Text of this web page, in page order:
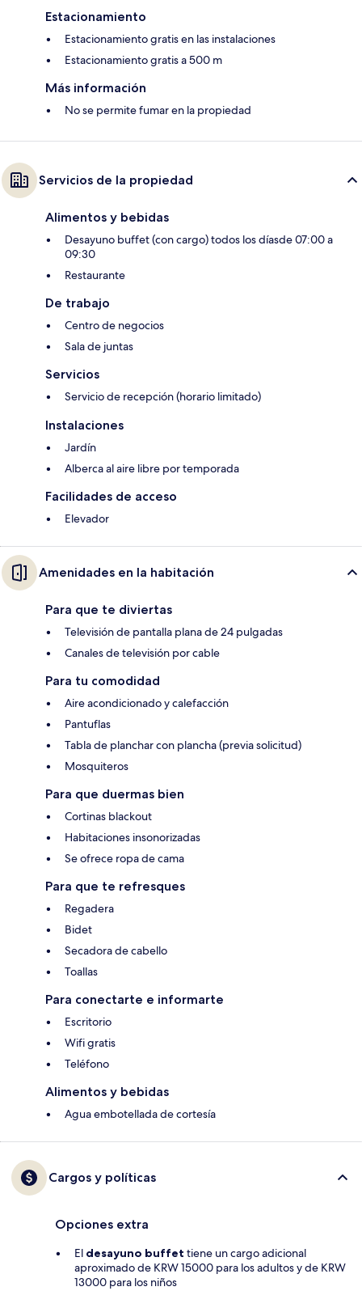
Estacionamiento
Estacionamiento gratis en las instalaciones
Estacionamiento gratis a 500 m
Más información
No se permite fumar en la propiedad
Servicios de la propiedad
Alimentos y bebidas
Desayuno buffet (con cargo) todos los díasde 07:00 a
09:30
Restaurante
De trabajo
Centro de negocios
Sala de juntas
Servicios
Servicio de recepción (horario limitado)
Instalaciones
Jardín
Alberca al aire libre por temporada
Facilidades de acceso
Elevador
Amenidades en la habitación
Para que te diviertas
Televisión de pantalla plana de 24 pulgadas
Canales de televisión por cable
Para tu comodidad
Aire acondicionado y calefacción
Pantuflas
Tabla de planchar con plancha (previa solicitud)
Mosquiteros
Para que duermas bien
Cortinas blackout
Habitaciones insonorizadas
Se ofrece ropa de cama
Para que te refresques
Regadera
Bidet
Secadora de cabello
Toallas
Para conectarte e informarte
Escritorio
Wifi gratis
Teléfono
Alimentos y bebidas
Agua embotellada de cortesía
Cargos y políticas
Opciones extra
El desayuno buffet tiene un cargo adicional
aproximado de KRW 15000 para los adultos y de KRW
13000 para los niños